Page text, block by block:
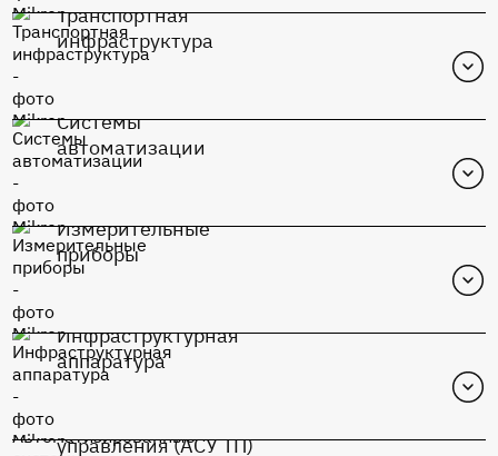
Перейти в каталог
К1948ВК015
Перейти в каталог
К1948ВК015
Перейти в каталог
К1948ВК015
Перейти в каталог
Транспортная
инфраструктура
К1948ВК015
Перейти в каталог
Системы
автоматизации
Измерительные
приборы
Инфраструктурная
аппаратура
управления (АСУ ТП)